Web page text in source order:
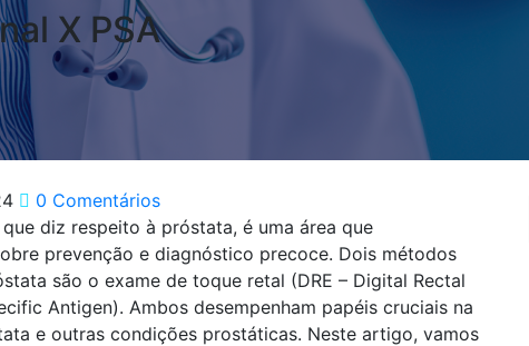
X PSA
0 Comentários
diz respeito à próstata, é uma área que
prevenção e diagnóstico precoce. Dois métodos
são o exame de toque retal (DRE – Digital Rectal
Antigen). Ambos desempenham papéis cruciais na
e outras condições prostáticas. Neste artigo, vamos